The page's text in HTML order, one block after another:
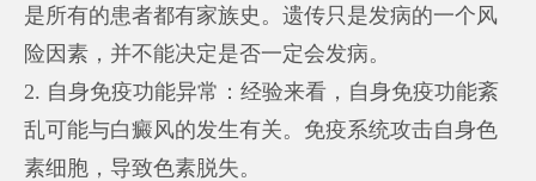
是所有的患者都有家族史。遗传只是发病的一个风
险因素，并不能决定是否一定会发病。
2. 自身免疫功能异常：经验来看，自身免疫功能紊
乱可能与白癜风的发生有关。免疫系统攻击自身色
素细胞，导致色素脱失。